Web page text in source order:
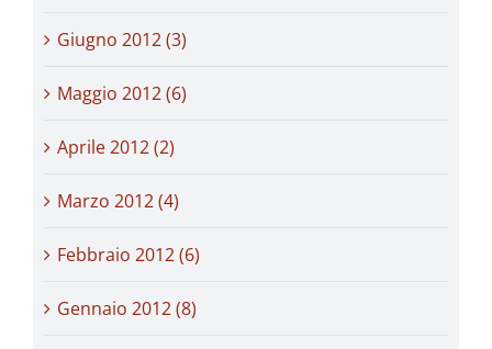
Giugno 2012 (3)
Maggio 2012 (6)
Aprile 2012 (2)
Marzo 2012 (4)
Febbraio 2012 (6)
Gennaio 2012 (8)